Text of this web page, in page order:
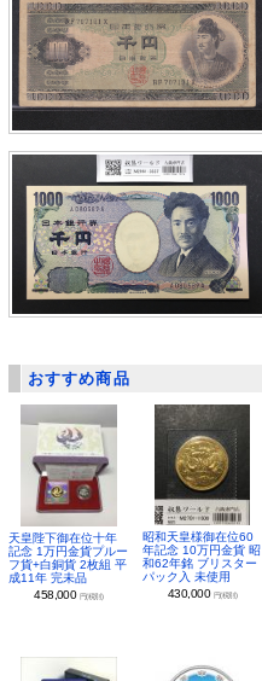
おすすめ商品
天皇陛下御在位十年
記念 1万円金貨プルー
フ貨+白銅貨 2枚組 平
成11年 完未品
458,000 円(税別)
昭和天皇様御在位60
年記念 10万円金貨 昭
和62年銘 ブリスター
パック入 未使用
430,000 円(税別)